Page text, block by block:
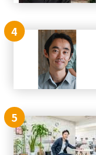
4
5